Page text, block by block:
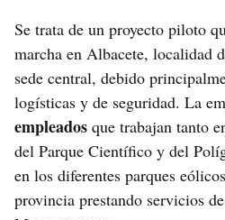
Se trata de un proyecto piloto
marcha en Albacete, localidad
sede central, debido
logísticas y de seguridad. La
empleados que trabajan tanto
del Parque Científico y del
en los diferentes parques
provincia prestando servicios